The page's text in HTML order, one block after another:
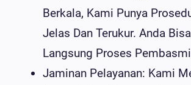
Berkala, Kami Punya
Jelas Dan Terukur. Anda
Langsung Proses
Jaminan Pelayanan: Kami